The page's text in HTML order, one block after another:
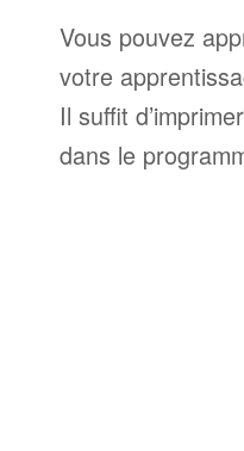
Vous pouvez
votre
Il suffit
dans le